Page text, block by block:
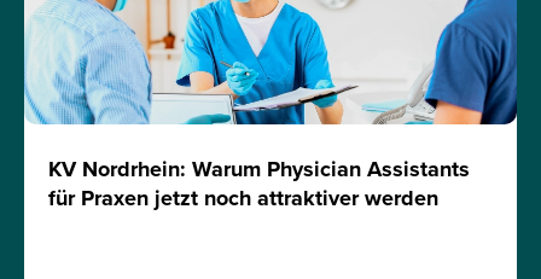
KV Nordrhein: Warum Physician Assistants
für Praxen jetzt noch attraktiver werden